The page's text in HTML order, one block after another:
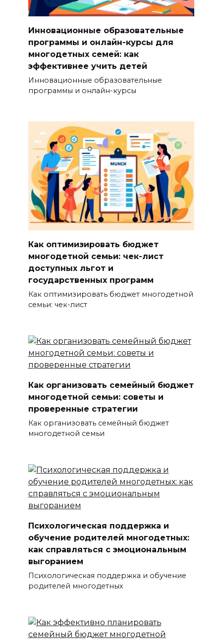
Инновационные образовательные
программы и онлайн-курсы для
многодетных семей: как
эффективнее учить детей
Инновационные образовательные
программы и онлайн-курсы
Как оптимизировать бюджет
многодетной семьи: чек-лист
доступных льгот и
государственных программ
Как оптимизировать бюджет многодетной
семьи: чек-лист
Как организовать семейный бюджет
многодетной семьи: советы и
проверенные стратегии
Как организовать семейный бюджет
многодетной семьи
Психологическая поддержка и
обучение родителей многодетных:
как справляться с эмоциональным
выгоранием
Психологическая поддержка и обучение
родителей многодетных